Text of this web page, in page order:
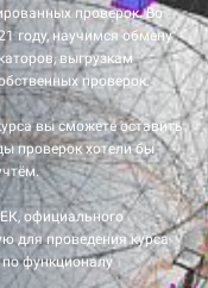
проверок. Во
году, научимся обмену
выгрузкам
проверок.
вы сможете оставить
проверок хотели бы
официального
для проведения курса
функционалу